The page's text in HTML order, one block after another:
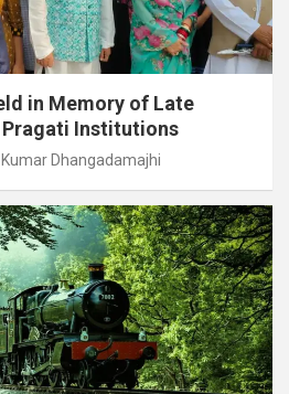
in Memory of Late
Pragati Institutions
Dhangadamajhi